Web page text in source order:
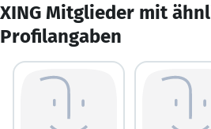
XING Mitglieder mit
Profilangaben